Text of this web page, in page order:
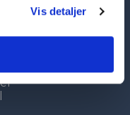
Vis detaljer